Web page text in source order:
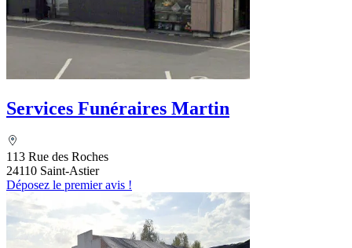
Services Funéraires Martin
113 Rue des Roches
24110 Saint-Astier
Déposez le premier avis !